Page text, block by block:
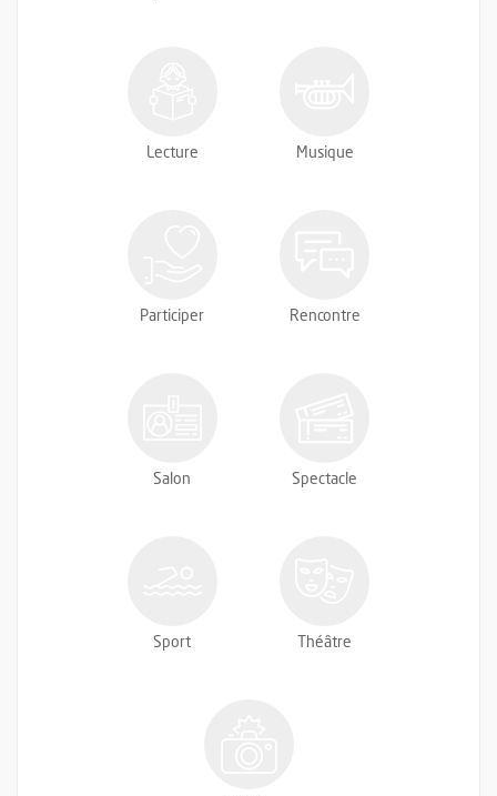
Lecture Musique
Participer Rencontre
Salon Spectacle
Sport Théâtre